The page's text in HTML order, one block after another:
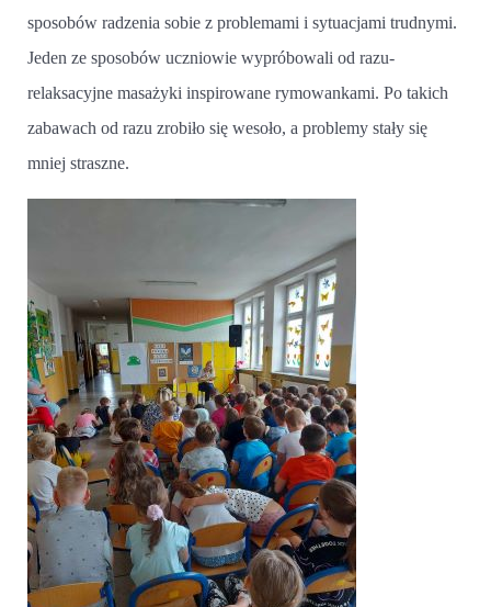
sposobów radzenia sobie z problemami i sytuacjami trudnymi.
Jeden ze sposobów uczniowie wypróbowali od razu-
relaksacyjne masażyki inspirowane rymowankami. Po takich
zabawach od razu zrobiło się wesoło, a problemy stały się
mniej straszne.